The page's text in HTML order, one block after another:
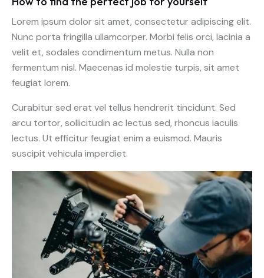
Lorem ipsum dolor sit amet, consectetur adipiscing elit.
Nunc porta fringilla ullamcorper. Morbi felis orci, lacinia a
velit et, sodales condimentum metus. Nulla non
fermentum nisl. Maecenas id molestie turpis, sit amet
feugiat lorem.
Curabitur sed erat vel tellus hendrerit tincidunt. Sed
arcu tortor, sollicitudin ac lectus sed, rhoncus iaculis
lectus. Ut efficitur feugiat enim a euismod. Mauris
suscipit vehicula imperdiet.